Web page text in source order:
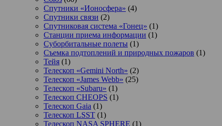
Спутники «Ионосфера» (4)
Спутники связи (2)
Спутниковая система «Гонец» (1)
Станции приема информации (1)
Суборбитальные полеты (1)
Съемка подтоплений и природных пожаров (1)
Тейя (1)
Телескоп «Gemini North» (2)
Телескоп «James Webb» (25)
Телескоп «Subaru» (1)
Телескоп CHEOPS (1)
Телескоп Gaia (1)
Телескоп LSST (1)
Телескоп NASA SPHERE (1)